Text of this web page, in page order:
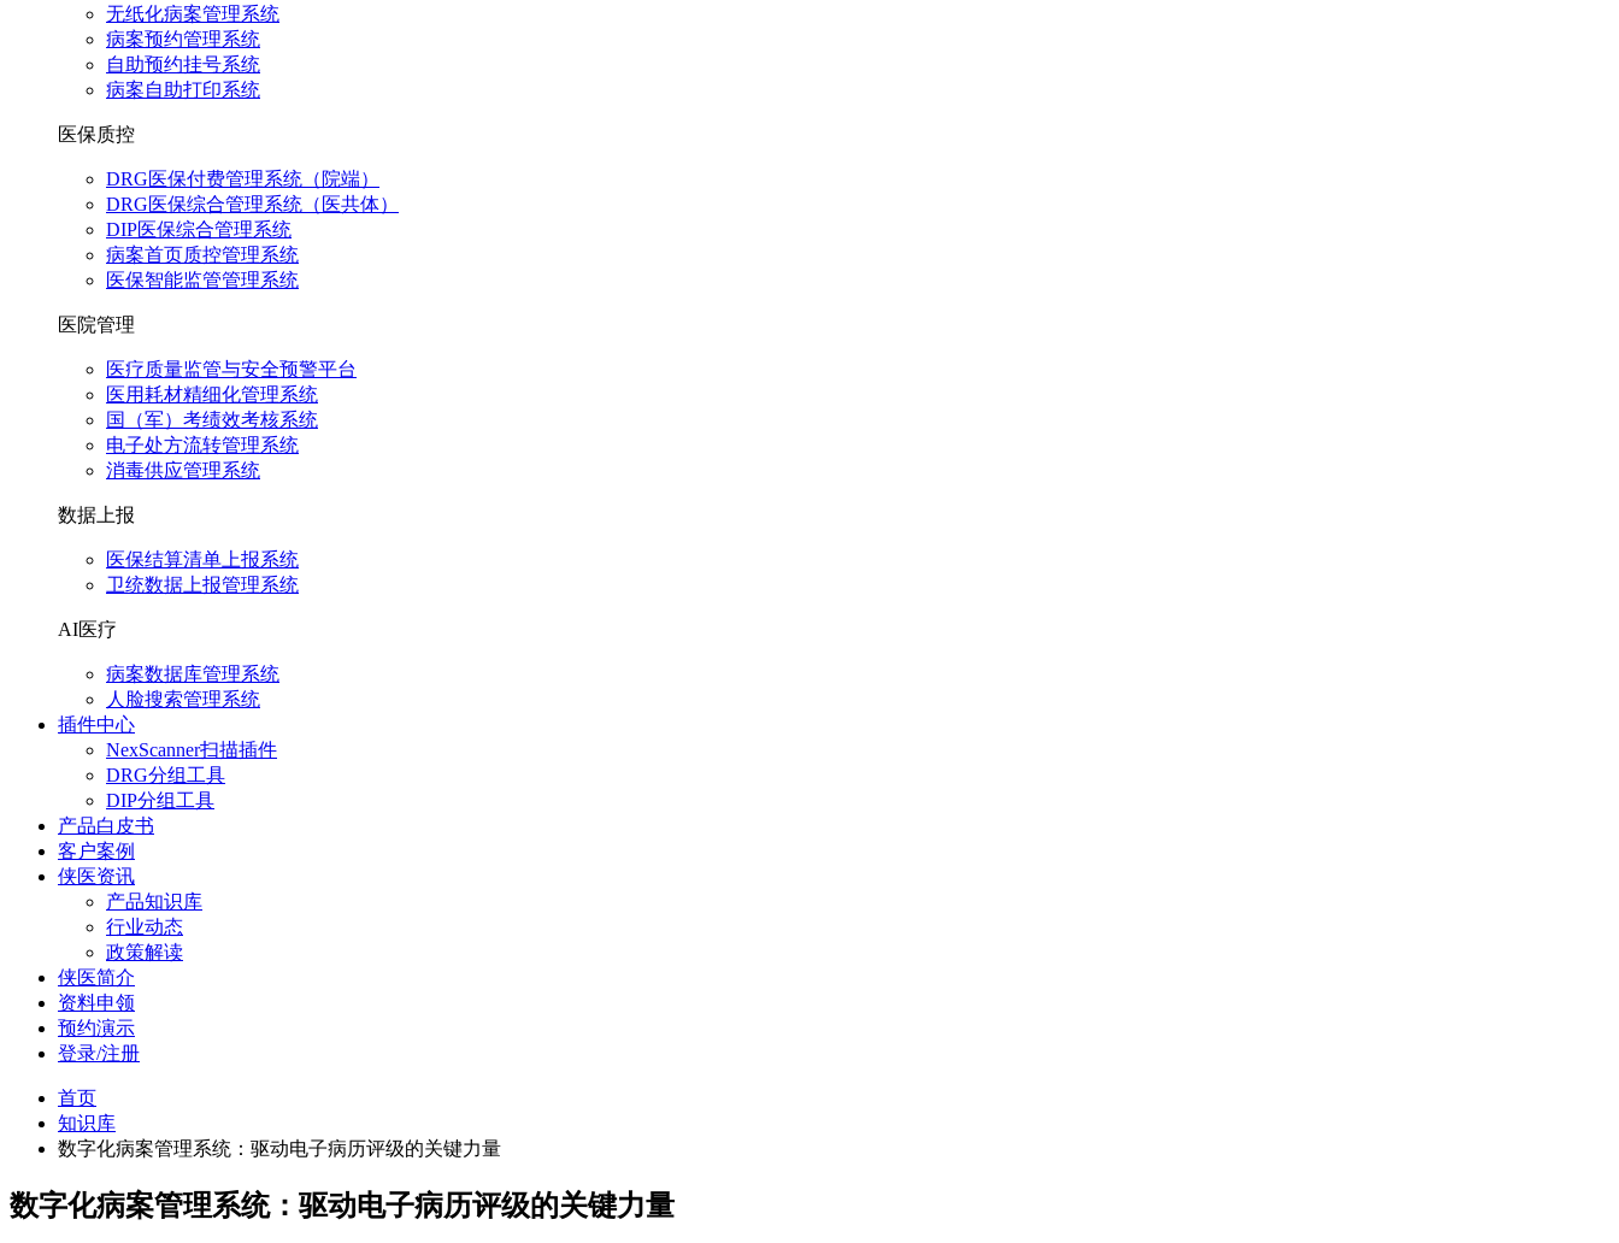
无纸化病案管理系统
病案预约管理系统
自助预约挂号系统
病案自助打印系统
医保质控
DRG医保付费管理系统（院端）
DRG医保综合管理系统（医共体）
DIP医保综合管理系统
病案首页质控管理系统
医保智能监管管理系统
医院管理
医疗质量监管与安全预警平台
医用耗材精细化管理系统
国（军）考绩效考核系统
电子处方流转管理系统
消毒供应管理系统
数据上报
医保结算清单上报系统
卫统数据上报管理系统
AI医疗
病案数据库管理系统
人脸搜索管理系统
插件中心
NexScanner扫描插件
DRG分组工具
DIP分组工具
产品白皮书
客户案例
侠医资讯
产品知识库
行业动态
政策解读
侠医简介
资料申领
预约演示
登录/注册
首页
知识库
数字化病案管理系统：驱动电子病历评级的关键力量
数字化病案管理系统：驱动电子病历评级的关键力量